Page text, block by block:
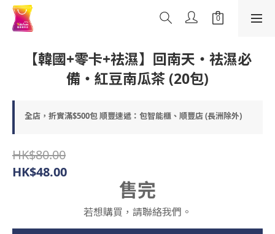
【韓國+零卡+祛濕】回南天・祛濕必
備・紅豆南瓜茶 (20包)
全店，折實滿$500包 順豐速遞：包智能櫃、順豐店 (長洲除外)
HK$80.00
HK$48.00
售完
若想購買，請聯絡我們。